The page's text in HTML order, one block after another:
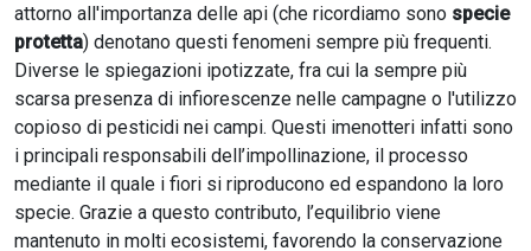
attorno all'importanza delle api (che ricordiamo sono specie
protetta) denotano questi fenomeni sempre più frequenti.
Diverse le spiegazioni ipotizzate, fra cui la sempre più
scarsa presenza di infiorescenze nelle campagne o l'utilizzo
copioso di pesticidi nei campi. Questi imenotteri infatti sono
i principali responsabili dell’impollinazione, il processo
mediante il quale i fiori si riproducono ed espandono la loro
specie. Grazie a questo contributo, l’equilibrio viene
mantenuto in molti ecosistemi, favorendo la conservazione